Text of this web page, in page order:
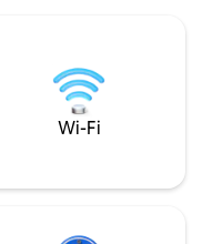
manželskú
kuchyňu... a je tu
balkón.
Wi-Fi